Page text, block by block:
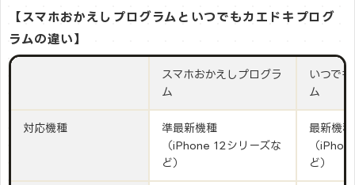
【スマホおかえしプログラムといつでもカエドキプログ
ラムの違い】
スマホおかえしプログラ
ム
いつで
ム
対応機種
準最新機種
（iPhone 12シリーズな
ど）
最新機種
（
ど）